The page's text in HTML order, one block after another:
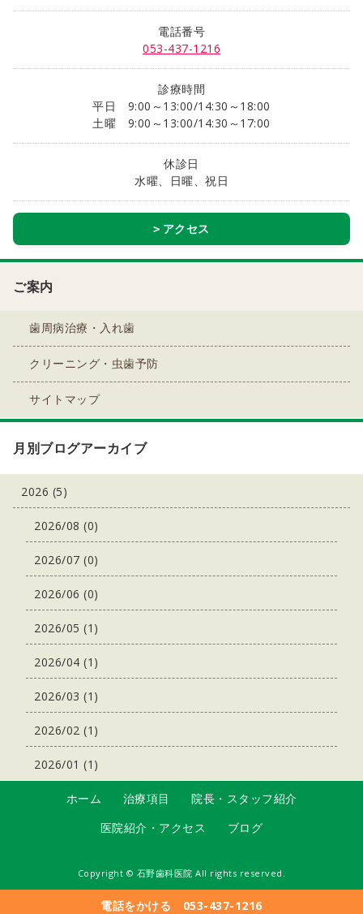
電話番号
053-437-1216
診療時間
平日 9:00～13:00/14:30～18:00
土曜 9:00～13:00/14:30～17:00
休診日
水曜、日曜、祝日
アクセス
ご案内
歯周病治療・入れ歯
クリーニング・虫歯予防
サイトマップ
月別ブログアーカイブ
2026 (5)
2026/08 (0)
2026/07 (0)
2026/06 (0)
2026/05 (1)
2026/04 (1)
2026/03 (1)
2026/02 (1)
2026/01 (1)
電話をかける 053-437-1216
ホーム 治療項目
院長・スタッフ紹介
医院紹介・アクセス
ブログ
Copyright © 石野歯科医院 All rights reserved.